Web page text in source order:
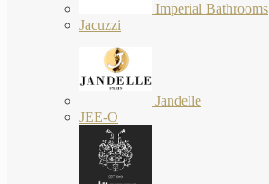
Imperial Bathrooms
Jacuzzi
Jandelle
JEE-O